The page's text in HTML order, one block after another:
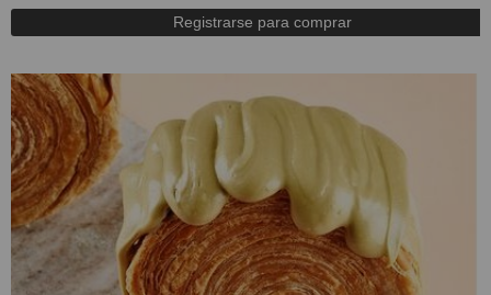
Registrarse para comprar